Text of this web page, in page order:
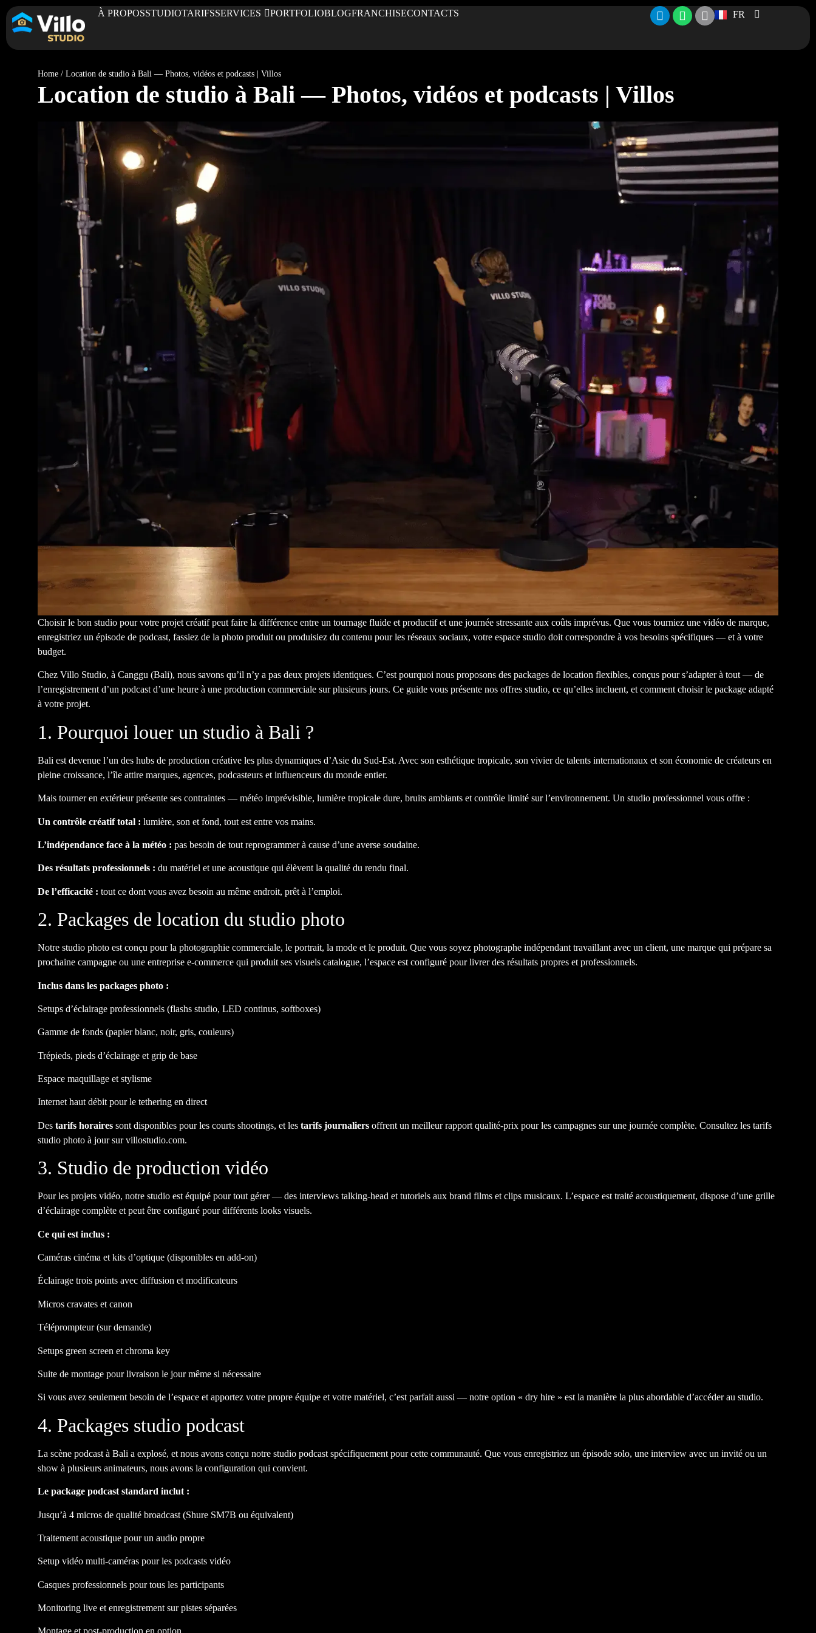
À PROPOSSTUDIOTARIFSSERVICES PORTFOLIOBLOGFRANCHISECONTACTS FR
Home / Location de studio à Bali — Photos, vidéos et podcasts | Villos
Location de studio à Bali — Photos, vidéos et podcasts | Villos
Choisir le bon studio pour votre projet créatif peut faire la différence entre un tournage fluide et productif et une journée stressante aux coûts imprévus. Que vous tourniez une vidéo de marque,
enregistriez un épisode de podcast, fassiez de la photo produit ou produisiez du contenu pour les réseaux sociaux, votre espace studio doit correspondre à vos besoins spécifiques — et à votre
budget.
Chez Villo Studio, à Canggu (Bali), nous savons qu’il n’y a pas deux projets identiques. C’est pourquoi nous proposons des packages de location flexibles, conçus pour s’adapter à tout — de
l’enregistrement d’un podcast d’une heure à une production commerciale sur plusieurs jours. Ce guide vous présente nos offres studio, ce qu’elles incluent, et comment choisir le package adapté
à votre projet.
1. Pourquoi louer un studio à Bali ?
Bali est devenue l’un des hubs de production créative les plus dynamiques d’Asie du Sud-Est. Avec son esthétique tropicale, son vivier de talents internationaux et son économie de créateurs en
pleine croissance, l’île attire marques, agences, podcasteurs et influenceurs du monde entier.
Mais tourner en extérieur présente ses contraintes — météo imprévisible, lumière tropicale dure, bruits ambiants et contrôle limité sur l’environnement. Un studio professionnel vous offre :
Un contrôle créatif total : lumière, son et fond, tout est entre vos mains.
L’indépendance face à la météo : pas besoin de tout reprogrammer à cause d’une averse soudaine.
Des résultats professionnels : du matériel et une acoustique qui élèvent la qualité du rendu final.
De l’efficacité : tout ce dont vous avez besoin au même endroit, prêt à l’emploi.
2. Packages de location du studio photo
Notre studio photo est conçu pour la photographie commerciale, le portrait, la mode et le produit. Que vous soyez photographe indépendant travaillant avec un client, une marque qui prépare sa
prochaine campagne ou une entreprise e-commerce qui produit ses visuels catalogue, l’espace est configuré pour livrer des résultats propres et professionnels.
Inclus dans les packages photo :
Setups d’éclairage professionnels (flashs studio, LED continus, softboxes)
Gamme de fonds (papier blanc, noir, gris, couleurs)
Trépieds, pieds d’éclairage et grip de base
Espace maquillage et stylisme
Internet haut débit pour le tethering en direct
Des tarifs horaires sont disponibles pour les courts shootings, et les tarifs journaliers offrent un meilleur rapport qualité-prix pour les campagnes sur une journée complète. Consultez les tarifs
studio photo à jour sur villostudio.com.
3. Studio de production vidéo
Pour les projets vidéo, notre studio est équipé pour tout gérer — des interviews talking-head et tutoriels aux brand films et clips musicaux. L’espace est traité acoustiquement, dispose d’une grille
d’éclairage complète et peut être configuré pour différents looks visuels.
Ce qui est inclus :
Caméras cinéma et kits d’optique (disponibles en add-on)
Éclairage trois points avec diffusion et modificateurs
Micros cravates et canon
Téléprompteur (sur demande)
Setups green screen et chroma key
Suite de montage pour livraison le jour même si nécessaire
Si vous avez seulement besoin de l’espace et apportez votre propre équipe et votre matériel, c’est parfait aussi — notre option « dry hire » est la manière la plus abordable d’accéder au studio.
4. Packages studio podcast
La scène podcast à Bali a explosé, et nous avons conçu notre studio podcast spécifiquement pour cette communauté. Que vous enregistriez un épisode solo, une interview avec un invité ou un
show à plusieurs animateurs, nous avons la configuration qui convient.
Le package podcast standard inclut :
Jusqu’à 4 micros de qualité broadcast (Shure SM7B ou équivalent)
Traitement acoustique pour un audio propre
Setup vidéo multi-caméras pour les podcasts vidéo
Casques professionnels pour tous les participants
Monitoring live et enregistrement sur pistes séparées